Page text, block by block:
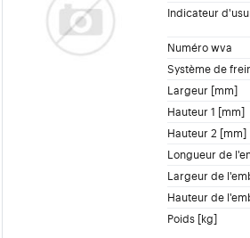
Indicateur
Numéro wva
Système de
Largeur [mm]
Hauteur 1 [mm]
Hauteur 2 [mm]
Longueur de
Largeur de
Hauteur de
Poids [kg]